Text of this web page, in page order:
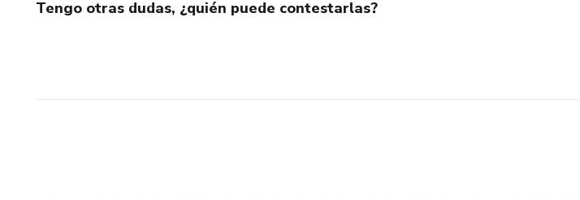
Tengo otras dudas, ¿quién puede contestarlas?